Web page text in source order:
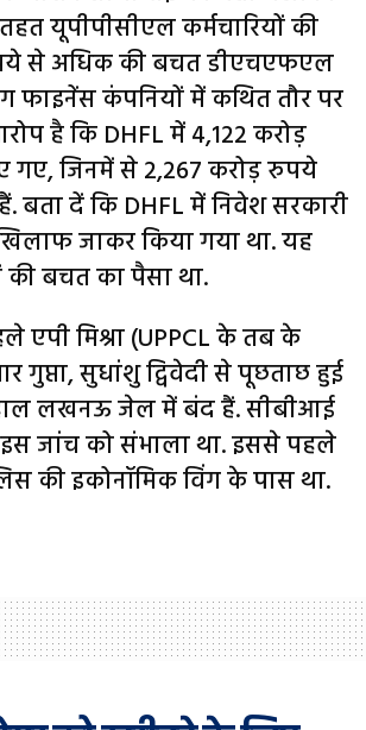
यूपीपीसीएल कर्मचारियों की
से अधिक की बचत डीएचएफएल
फाइनेंस कंपनियों में कथित तौर पर
है कि DHFL में 4,122 करोड़
गए, जिनमें से 2,267 करोड़ रुपये
बता दें कि DHFL में निवेश सरकारी
जाकर किया गया था. यह
की बचत का पैसा था.
एपी मिश्रा (UPPCL के तब के
गुप्ता, सुधांशु द्विवेदी से पूछताछ हुई
लखनऊ जेल में बंद हैं. सीबीआई
इस जांच को संभाला था. इससे पहले
की इकोनॉमिक विंग के पास था.